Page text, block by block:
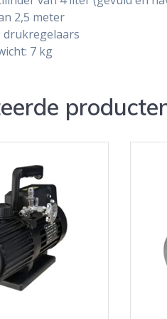
2,5 meter
drukregelaars
7 kg